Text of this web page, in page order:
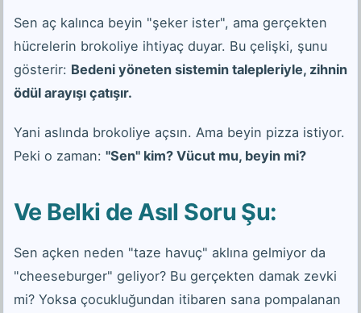
Sen aç kalınca beyin "şeker ister", ama gerçekten
hücrelerin brokoliye ihtiyaç duyar. Bu çelişki, şunu
gösterir: Bedeni yöneten sistemin talepleriyle, zihnin
ödül arayışı çatışır.
Yani aslında brokoliye açsın. Ama beyin pizza istiyor.
Peki o zaman: "Sen" kim? Vücut mu, beyin mi?
Ve Belki de Asıl Soru Şu:
Sen açken neden "taze havuç" aklına gelmiyor da
"cheeseburger" geliyor? Bu gerçekten damak zevki
mi? Yoksa çocukluğundan itibaren sana pompalanan